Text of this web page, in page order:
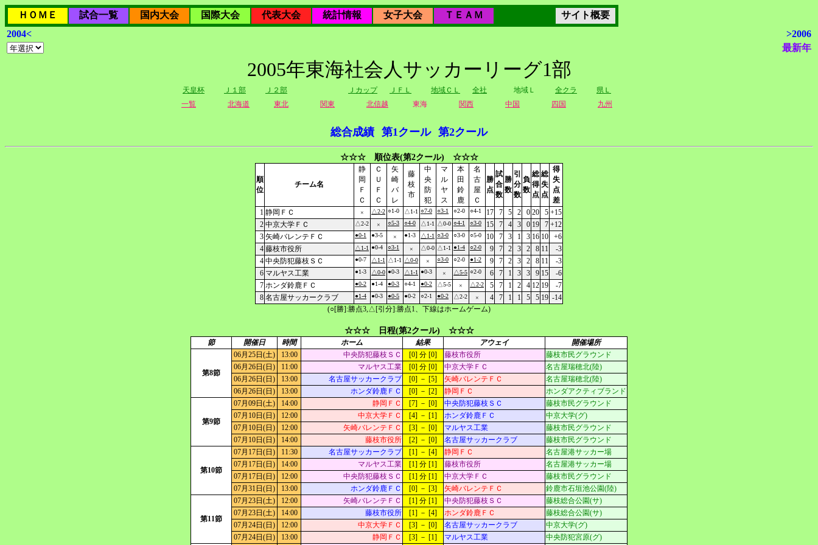
ＨＯＭＥ 試合一覧 国内大会 国際大会 代表大会 統計情報 女子大会 ＴＥＡＭ
サイト概要
2004<
>2006
最新年
2005年東海社会人サッカーリーグ1部
天皇杯 Ｊ１部 Ｊ２部 Ｊカップ ＪＦＬ 地域ＣＬ 全社 地域Ｌ 全クラ
県Ｌ
一覧
北海道 東北 関東 北信越 東海 関西 中国 四国 九州
総合成績 第1クール 第2クール
☆☆☆ 順位表(第2クール) ☆☆☆
順
位
チーム名
静
岡
Ｆ
Ｃ
Ｃ
Ｕ
Ｆ
Ｃ
矢
崎
バ
レ
藤
枝
市
中
央
防
犯
マ
ル
ヤ
ス
本
田
鈴
鹿
名
古
屋
Ｃ
勝
点
試
合
数
勝
数
引
分
数
負
数
総
得
点
総
失
点
得
失
点
差
1 静岡ＦＣ × △2-2 ○1-0 △1-1 ○7-0 ○3-1 ○2-0 ○4-1 17 7 5 2 0 20 5 +15
2 中京大学ＦＣ △2-2 × ○5-3 ○4-0 △1-1 △0-0 ○4-1 ○3-0 15 7 4 3 0 19 7 +12
3 矢崎バレンテＦＣ ●0-1 ●3-5 × ●1-3 △1-1 ○3-0 ○3-0 ○5-0 10 7 3 1 3 16 10
+6
4 藤枝市役所 △1-1 ●0-4 ○3-1 × △0-0 △1-1 ●1-4 ○2-0 9 7 2 3 2 8 11
-3
4 中央防犯藤枝ＳＣ ●0-7 △1-1 △1-1 △0-0 × ○3-0 ○2-0 ●1-2 9 7 2 3 2 8 11
-3
6 マルヤス工業 ●1-3 △0-0 ●0-3 △1-1 ●0-3 × △5-5 ○2-0 6 7 1 3 3 9 15
-6
7 ホンダ鈴鹿ＦＣ ●0-2 ●1-4 ●0-3 ○4-1 ●0-2 △5-5 × △2-2 5 7 1 2 4 12 19
-7
8 名古屋サッカークラブ ●1-4 ●0-3 ●0-5 ●0-2 ○2-1 ●0-2 △2-2 × 4 7 1 1 5 5 19 -14
(○[勝]:勝点3,△[引分]:勝点1、下線はホームゲーム)
☆☆☆ 日程(第2クール) ☆☆☆
節 開催日 時間 ホーム 結果 アウェイ 開催場所
第8節
06月25日(土) 13:00 中央防犯藤枝ＳＣ [0] 分 [0] 藤枝市役所
藤枝市民グラウンド
06月26日(日)
11:00 マルヤス工業 [0] 分 [0] 中京大学ＦＣ
名古屋瑞穂北(陸)
06月26日(日)
13:00 名古屋サッカークラブ [0] － [5] 矢崎バレンテＦＣ
名古屋瑞穂北(陸)
06月26日(日)
13:00 ホンダ鈴鹿ＦＣ [0] － [2] 静岡ＦＣ ホンダアクティブランド
第9節
07月09日(土) 14:00 静岡ＦＣ [7] － [0] 中央防犯藤枝ＳＣ
藤枝市民グラウンド
07月10日(日)
12:00 中京大学ＦＣ [4] － [1] ホンダ鈴鹿ＦＣ
中京大学(グ)
07月10日(日)
12:00 矢崎バレンテＦＣ [3] － [0] マルヤス工業
藤枝市民グラウンド
07月10日(日)
14:00 藤枝市役所 [2] － [0] 名古屋サッカークラブ 藤枝市民グラウンド
第10節
07月17日(日) 11:30 名古屋サッカークラブ [1] － [4] 静岡ＦＣ
名古屋港サッカー場
07月17日(日)
14:00 マルヤス工業 [1] 分 [1] 藤枝市役所
名古屋港サッカー場
07月17日(日)
12:00 中央防犯藤枝ＳＣ [1] 分 [1] 中京大学ＦＣ
藤枝市民グラウンド
07月31日(日)
13:00 ホンダ鈴鹿ＦＣ [0] － [3] 矢崎バレンテＦＣ 鈴鹿市石垣池公園(陸)
第11節
07月23日(土) 12:00 矢崎バレンテＦＣ [1] 分 [1] 中央防犯藤枝ＳＣ
藤枝総合公園(サ)
07月23日(土)
14:00 藤枝市役所 [1] － [4] ホンダ鈴鹿ＦＣ
藤枝総合公園(サ)
07月24日(日)
12:00 中京大学ＦＣ [3] － [0] 名古屋サッカークラブ
中京大学(グ)
07月24日(日)
13:00 静岡ＦＣ [3] － [1] マルヤス工業 中央防犯宮原(グ)